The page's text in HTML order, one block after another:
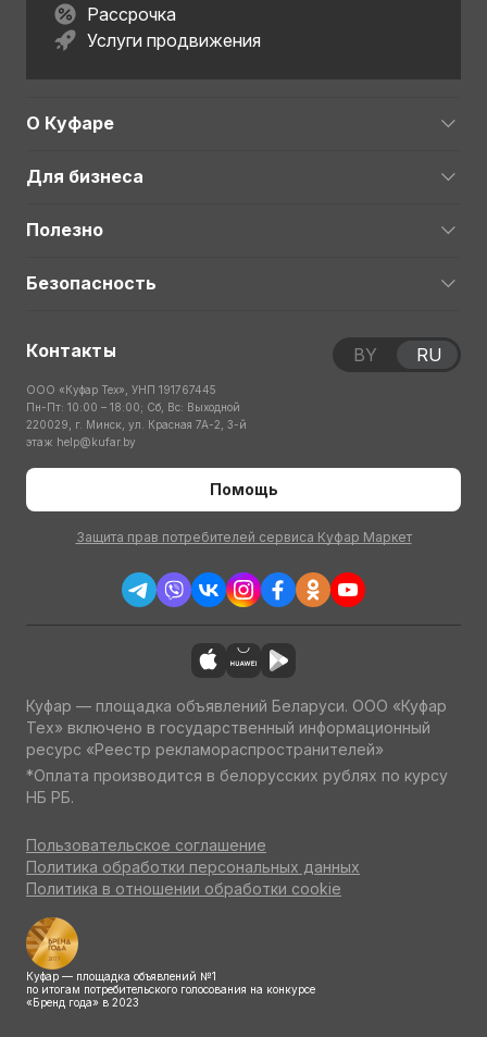
Рассрочка
Услуги продвижения
О Куфаре
Для бизнеса
Полезно
Безопасность
Контакты
ООО «Куфар Тех», УНП 191767445
Пн-Пт: 10:00 – 18:00; Сб, Вс: Выходной
220029, г. Минск, ул. Красная 7А-2, 3-й
этаж help@kufar.by
Помощь
Защита прав потребителей сервиса Куфар Маркет
BY RU
Куфар — площадка объявлений Беларуси. ООО «Куфар
Тех» включено в государственный информационный
ресурс «Реестр рекламораспространителей»
*Оплата производится в белорусских рублях по курсу
НБ РБ.
Пользовательское соглашение
Политика обработки персональных данных
Политика в отношении обработки cookie
Куфар — площадка объявлений №1
по итогам потребительского голосования на конкурсе
«Бренд года» в 2023